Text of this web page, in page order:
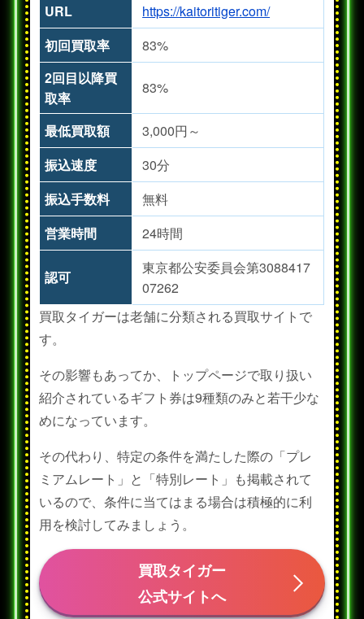
URL
https://kaitoritiger.com/
初回買取率
83%
2回目以降買
取率
83%
最低買取額
3,000円～
振込速度
30分
振込手数料
無料
営業時間
24時間
認可
東京都公安委員会第3088417
07262
買取タイガーは老舗に分類される買取サイトで
す。
その影響もあってか、トップページで取り扱い
紹介されているギフト券は9種類のみと若干少な
めになっています。
その代わり、特定の条件を満たした際の「プレ
ミアムレート」と「特別レート」も掲載されて
いるので、条件に当てはまる場合は積極的に利
用を検討してみましょう。
買取タイガー
公式サイトへ